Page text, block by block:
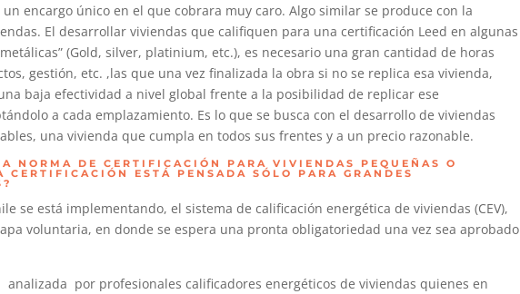
encargo único en el que cobrara muy caro. Algo similar se produce con la
El desarrollar viviendas que califiquen para una certificación Leed en algunas
(Gold, silver, platinium, etc.), es necesario una gran cantidad de horas
gestión, etc. ,las que una vez finalizada la obra si no se replica esa vivienda,
baja efectividad a nivel global frente a la posibilidad de replicar ese
a cada emplazamiento. Es lo que se busca con el desarrollo de viviendas
una vivienda que cumpla en todos sus frentes y a un precio razonable.
NORMA DE CERTIFICACIÓN PARA VIVIENDAS PEQUEÑAS O
CERTIFICACIÓN ESTÁ PENSADA SÓLO PARA GRANDES
se está implementando, el sistema de calificación energética de viviendas (CEV),
voluntaria, en donde se espera una pronta obligatoriedad una vez sea aprobado
analizada por profesionales calificadores energéticos de viviendas quienes en